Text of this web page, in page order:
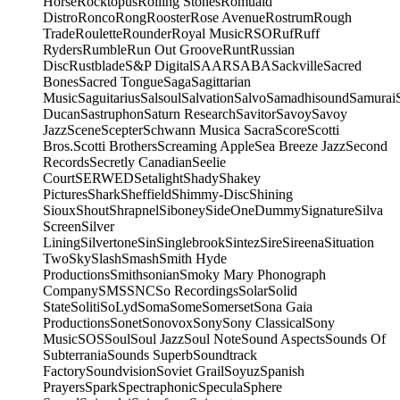
DistroRoncoRongRoosterRose AvenueRostrumRough
TradeRouletteRounderRoyal MusicRSORufRuff
RydersRumbleRun Out GrooveRuntRussian
DiscRustbladeS&P DigitalSAARSABASackvilleSacred
BonesSacred TongueSagaSagittarian
MusicSaguitariusSalsoulSalvationSalvoSamadhisoundSamurai
DucanSastruphonSaturn ResearchSavitorSavoySavoy
JazzSceneScepterSchwann Musica SacraScoreScotti
Bros.Scotti BrothersScreaming AppleSea Breeze JazzSecond
RecordsSecretly CanadianSeelie
CourtSERWEDSetalightShadyShakey
PicturesSharkSheffieldShimmy-DiscShining
SiouxShoutShrapnelSiboneySideOneDummySignatureSilva
ScreenSilver
LiningSilvertoneSinSinglebrookSintezSireSireenaSituation
TwoSkySlashSmashSmith Hyde
ProductionsSmithsonianSmoky Mary Phonograph
CompanySMSSNCSo RecordingsSolarSolid
StateSolitiSoLydSomaSomeSomersetSona Gaia
ProductionsSonetSonovoxSonySony ClassicalSony
MusicSOSSoulSoul JazzSoul NoteSound AspectsSounds Of
SubterraniaSounds SuperbSoundtrack
FactorySoundvisionSoviet GrailSoyuzSpanish
PrayersSparkSpectraphonicSpeculaSphere